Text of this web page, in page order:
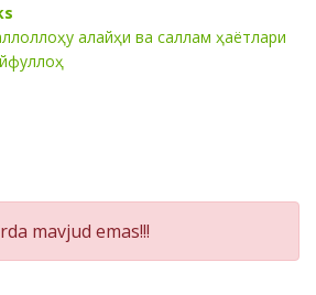
алайҳи ва саллам ҳаётлари
mavjud emas!!!